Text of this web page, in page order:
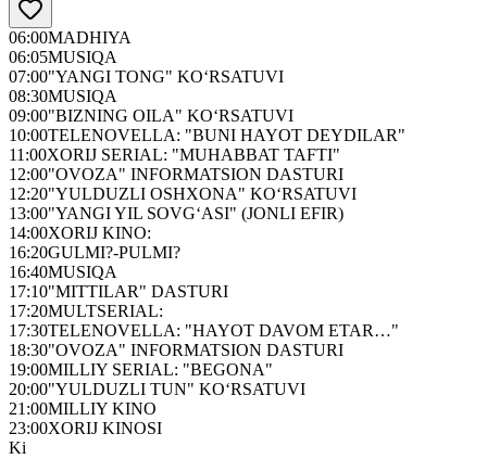
06:00MADHIYA
06:05MUSIQA
07:00"YANGI TONG" KO‘RSATUVI
08:30MUSIQA
09:00"BIZNING OILA" KO‘RSATUVI
10:00TELENOVELLA: "BUNI HAYOT DEYDILAR"
11:00XORIJ SERIAL: "MUHABBAT TAFTI"
12:00"OVOZA" INFORMATSION DASTURI
12:20"YULDUZLI OSHXONA" KO‘RSATUVI
13:00"YANGI YIL SOVG‘ASI" (JONLI EFIR)
14:00XORIJ KINO:
16:20GULMI?-PULMI?
16:40MUSIQA
17:10"MITTILAR" DASTURI
17:20MULTSERIAL:
17:30TELENOVELLA: "HAYOT DAVOM ETAR…"
18:30"OVOZA" INFORMATSION DASTURI
19:00MILLIY SERIAL: "BEGONA"
20:00"YULDUZLI TUN" KO‘RSATUVI
21:00MILLIY KINO
23:00XORIJ KINOSI
Ki